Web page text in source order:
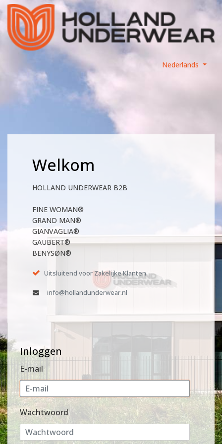
Nederlands
Welkom
HOLLAND UNDERWEAR B2B
FINE WOMAN®
GRAND MAN®
GIANVAGLIA®
GAUBERT®
BENYSØN®
Uitsluitend voor Zakelijke Klanten
info@hollandunderwear.nl
Inloggen
E-mail
Wachtwoord